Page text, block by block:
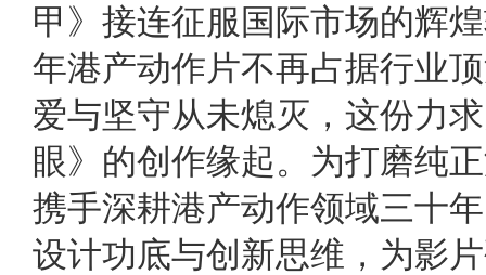
甲》接连征服国际市场的辉
年港产动作片不再占据行业
爱与坚守从未熄灭，这份力
眼》的创作缘起。为打磨纯
携手深耕港产动作领域三十
设计功底与创新思维，为影